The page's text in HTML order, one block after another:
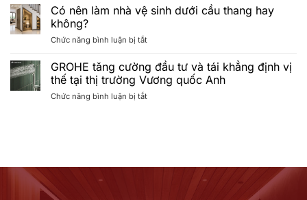
Minimalist
MẮN
TRÚNG
CHƯƠNG
“HÈ
ĐẲNG
–
trình
“HÈ
CẤP
CHẠM
CHUẨN
SPA”
khép
trúng
Có nên làm nhà vệ sinh dưới cầu thang hay
không?
Chức năng bình luận bị tắtở
nên
làm
nhà
vệ
không?
GROHE tăng cường đầu tư và tái khẳng định vị
thế tại thị trường Vương quốc Anh
Chức năng bình luận bị tắtở
và